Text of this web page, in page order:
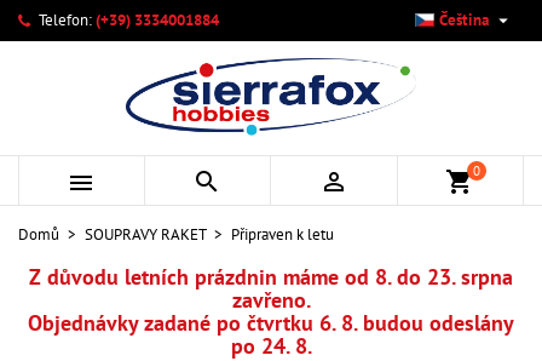
Telefon:(+39) 3334001884 Čeština 
   shopping_cart0
Domů SOUPRAVY RAKET Připraven k letu
Z důvodu letních prázdnin máme od 8. do 23. srpna
zavřeno.
Objednávky zadané po čtvrtku 6. 8. budou odeslány
po 24. 8.
Můj seznam přání ×
Vytvořit nový seznam
((modalTitle)) ×
((confirmMessage))
((cancelText)) ((modalDeleteText))
Vytvořit seznam přání ×
Název seznamu přání
Zrušit Vytvořit seznam přání
Přihlásit se ×
Musíte být přihlášen, abyste si mohli výrobky uložit do
svého seznamu přání.
Zrušit Přihlásit se